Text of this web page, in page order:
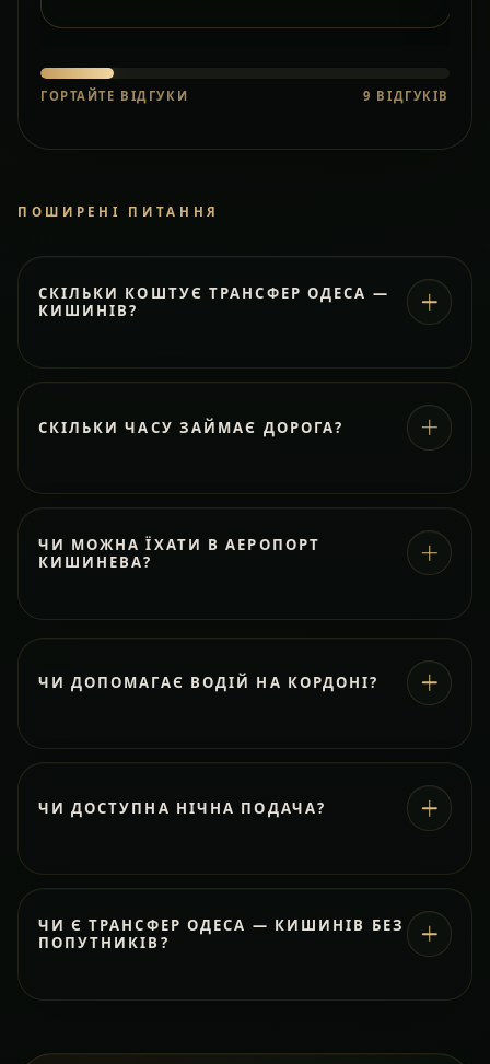
ГОРТАЙТЕ ВІДГУКИ 9 ВІДГУКІВ
ПОШИРЕНІ ПИТАННЯ
СКІЛЬКИ КОШТУЄ ТРАНСФЕР ОДЕСА —
КИШИНІВ?
СКІЛЬКИ ЧАСУ ЗАЙМАЄ ДОРОГА?
ЧИ МОЖНА ЇХАТИ В АЕРОПОРТ
КИШИНЕВА?
ЧИ ДОПОМАГАЄ ВОДІЙ НА КОРДОНІ?
ЧИ ДОСТУПНА НІЧНА ПОДАЧА?
ЧИ Є ТРАНСФЕР ОДЕСА — КИШИНІВ БЕЗ
ПОПУТНИКІВ?